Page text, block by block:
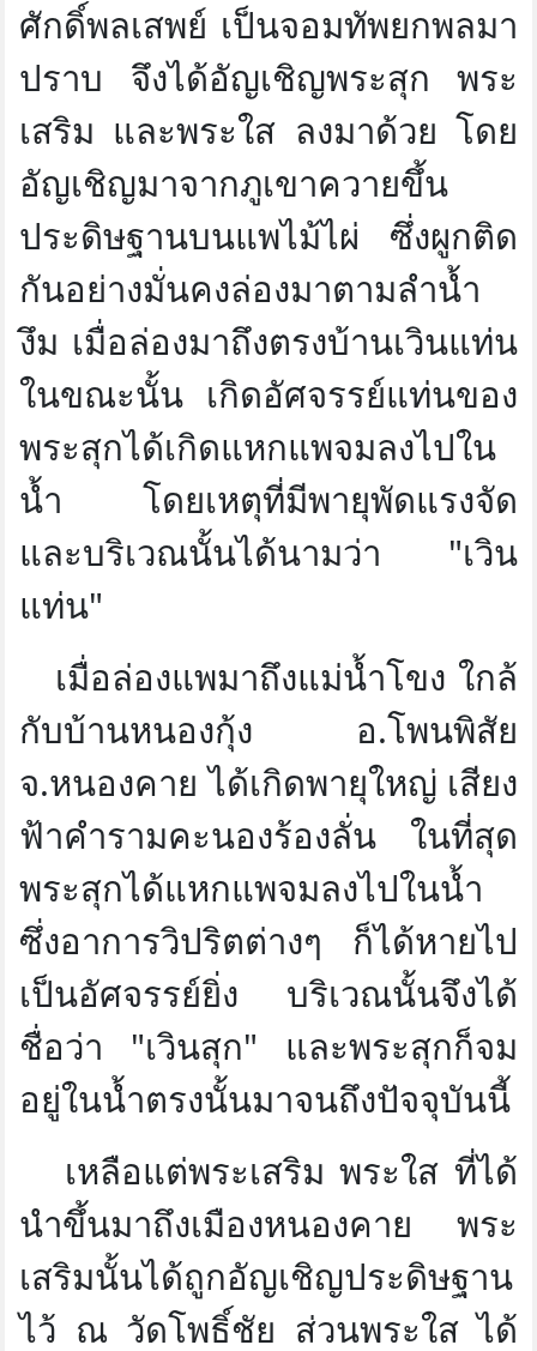
ศักดิ์พลเสพย์ เป็นจอมทัพยกพลมา
ปราบ จึงได้อัญเชิญพระสุก พระ
เสริม และพระใส ลงมาด้วย โดย
อัญเชิญมาจากภูเขาควายขึ้น
ประดิษฐานบนแพไม้ไผ่ ซึ่งผูกติด
กันอย่างมั่นคงล่องมาตามลำน้ำ
งึม เมื่อล่องมาถึงตรงบ้านเวินแท่น
ในขณะนั้น เกิดอัศจรรย์แท่นของ
พระสุกได้เกิดแหกแพจมลงไปใน
น้ำ โดยเหตุที่มีพายุพัดแรงจัด
และบริเวณนั้นได้นามว่า "เวิน
แท่น"
เมื่อล่องแพมาถึงแม่น้ำโขง ใกล้
กับบ้านหนองกุ้ง อ.โพนพิสัย
จ.หนองคาย ได้เกิดพายุใหญ่ เสียง
ฟ้าคำรามคะนองร้องลั่น ในที่สุด
พระสุกได้แหกแพจมลงไปในน้ำ
ซึ่งอาการวิปริตต่างๆ ก็ได้หายไป
เป็นอัศจรรย์ยิ่ง บริเวณนั้นจึงได้
ชื่อว่า "เวินสุก" และพระสุกก็จม
อยู่ในน้ำตรงนั้นมาจนถึงปัจจุบันนี้
เหลือแต่พระเสริม พระใส ที่ได้
นำขึ้นมาถึงเมืองหนองคาย พระ
เสริมนั้นได้ถูกอัญเชิญประดิษฐาน
ไว้ ณ วัดโพธิ์ชัย ส่วนพระใส ได้